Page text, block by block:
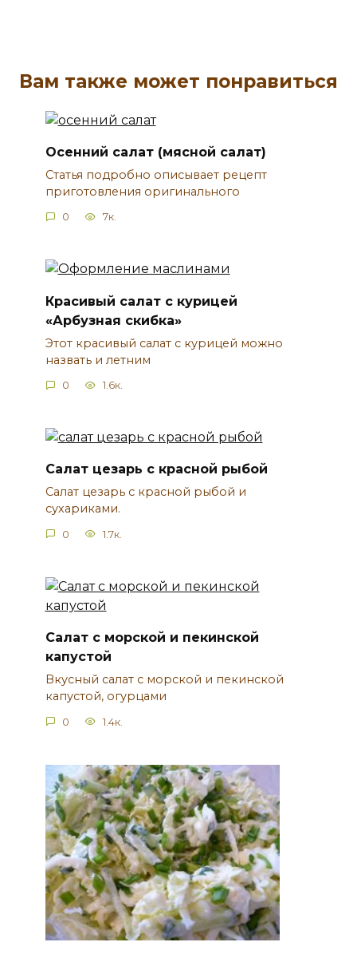
Вам также может понравиться
Осенний салат (мясной салат)
Статья подробно описывает рецепт
приготовления оригинального
0 7к.
Красивый салат с курицей
«Арбузная скибка»
Этот красивый салат с курицей можно
назвать и летним
0 1.6к.
Салат цезарь с красной рыбой
Салат цезарь с красной рыбой и
сухариками.
0 1.7к.
Салат с морской и пекинской
капустой
Вкусный салат с морской и пекинской
капустой, огурцами
0 1.4к.